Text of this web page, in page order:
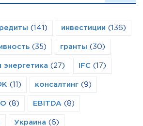
(141) инвестиции (136)
(35) гранты (30)
энергетика (27) IFC (17)
(11) консалтинг (9)
(8) EBITDA (8)
Украина (6)